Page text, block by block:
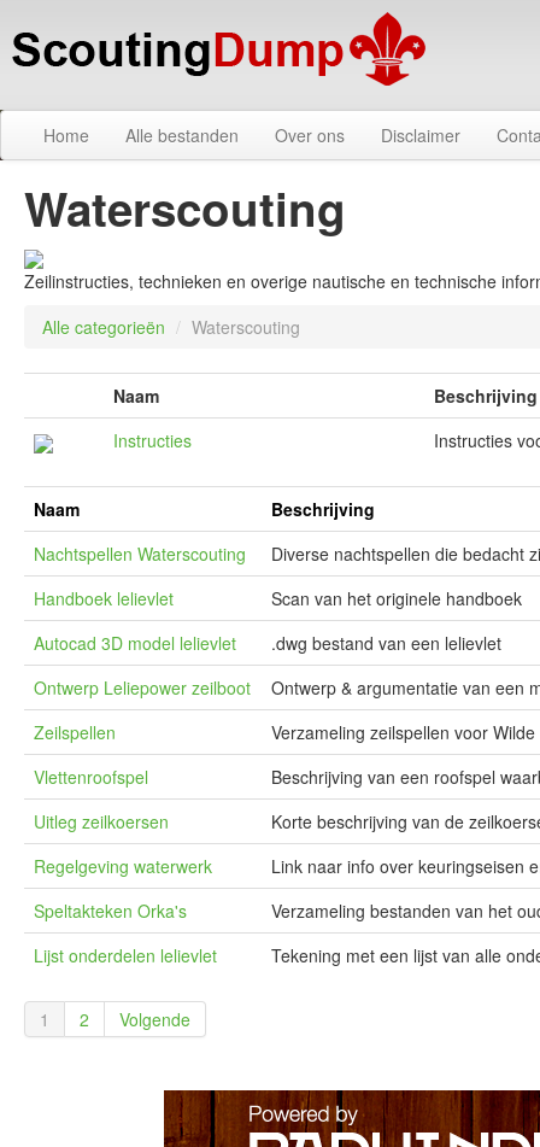
Home Alle bestanden Over ons Disclaimer
Waterscouting
Zeilinstructies, technieken en overige nautische en technische
Alle categorieën / Waterscouting
Naam
Beschrijving
Instructies
Instructies
Naam
Beschrijving
Nachtspellen Waterscouting
Diverse nachtspellen die bedacht
Handboek lelievlet
Scan van het originele handboek
Autocad 3D model lelievlet
.dwg bestand van een lelievlet
Ontwerp Leliepower zeilboot
Ontwerp & argumentatie van een
Zeilspellen
Verzameling zeilspellen voor
Vlettenroofspel
Beschrijving van een roofspel
Uitleg zeilkoersen
Korte beschrijving van de
Regelgeving waterwerk
Link naar info over keuringseisen
Speltakteken Orka's
Verzameling bestanden van het
Lijst onderdelen lelievlet
Tekening met een lijst van alle
1 2 Volgende